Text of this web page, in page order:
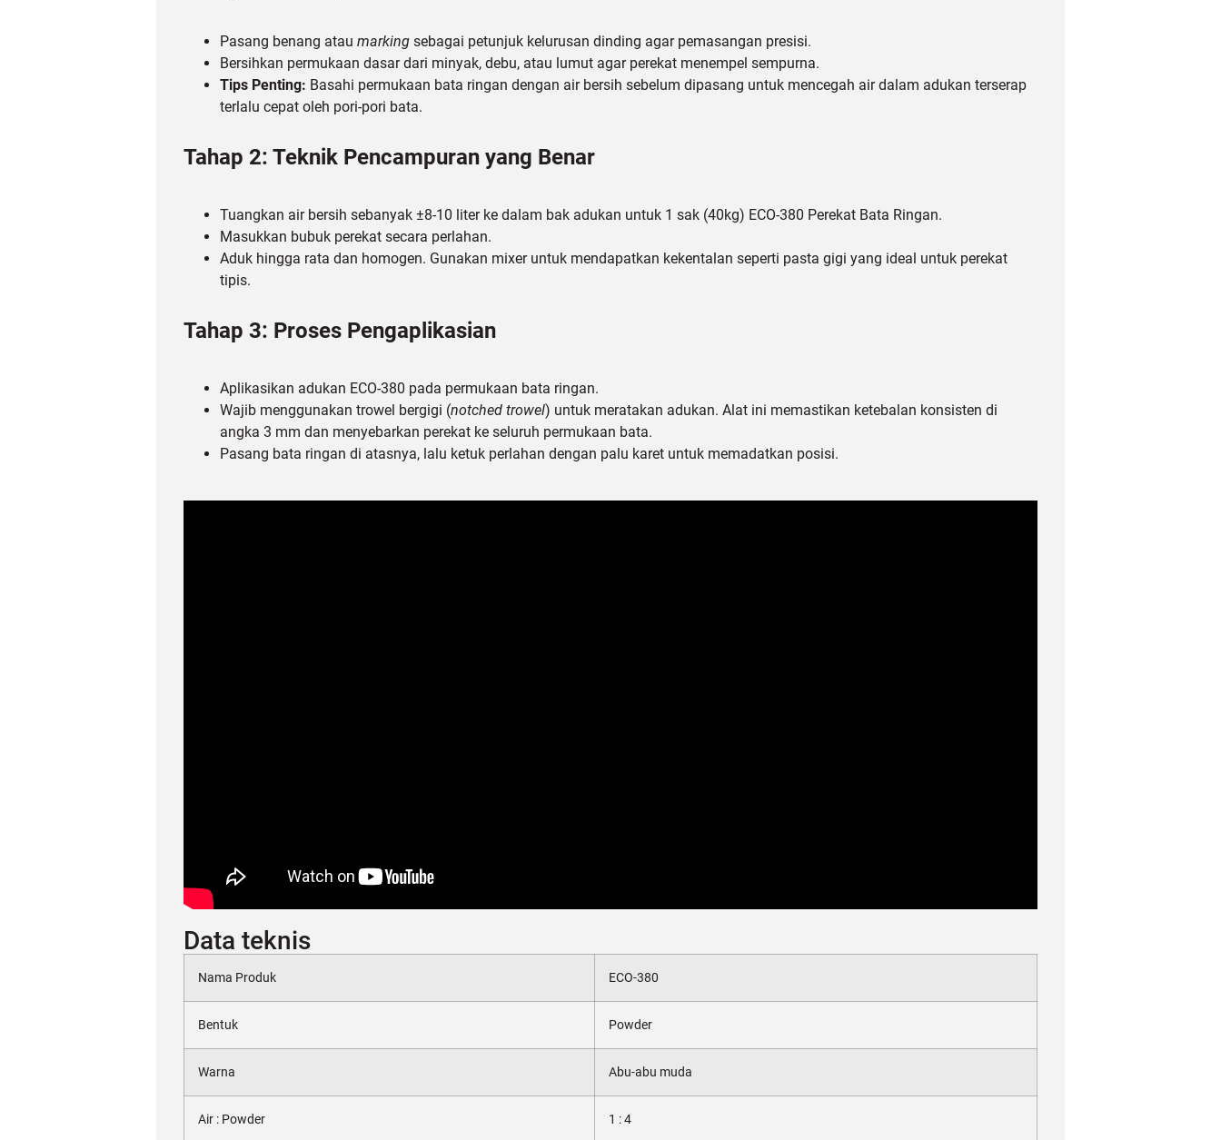
Pasang benang atau marking sebagai petunjuk kelurusan dinding agar pemasangan presisi.
Bersihkan permukaan dasar dari minyak, debu, atau lumut agar perekat menempel sempurna.
Tips Penting: Basahi permukaan bata ringan dengan air bersih sebelum dipasang untuk mencegah air dalam adukan terserap
terlalu cepat oleh pori-pori bata.
Tahap 2: Teknik Pencampuran yang Benar
Tuangkan air bersih sebanyak ±8-10 liter ke dalam bak adukan untuk 1 sak (40kg) ECO-380 Perekat Bata Ringan.
Masukkan bubuk perekat secara perlahan.
Aduk hingga rata dan homogen. Gunakan mixer untuk mendapatkan kekentalan seperti pasta gigi yang ideal untuk perekat
tipis.
Tahap 3: Proses Pengaplikasian
Aplikasikan adukan ECO-380 pada permukaan bata ringan.
Wajib menggunakan trowel bergigi (notched trowel) untuk meratakan adukan. Alat ini memastikan ketebalan konsisten di
angka 3 mm dan menyebarkan perekat ke seluruh permukaan bata.
Pasang bata ringan di atasnya, lalu ketuk perlahan dengan palu karet untuk memadatkan posisi.
Data teknis
Nama Produk ECO-380
Bentuk Powder
Warna Abu-abu muda
Air : Powder 1 : 4